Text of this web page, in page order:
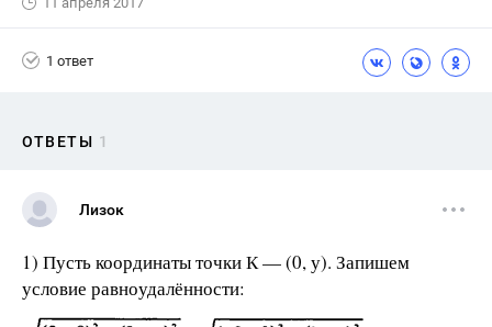
1 ответ
ОТВЕТЫ 1
Лизок
1) Пусть координаты точки К — (0, у). Запишем
условие равно­удалённости: